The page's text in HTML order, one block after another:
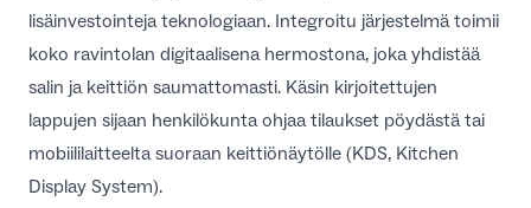
lisäinvestointeja teknologiaan. Integroitu järjestelmä toimii
koko ravintolan digitaalisena hermostona, joka yhdistää
salin ja keittiön saumattomasti. Käsin kirjoitettujen
lappujen sijaan henkilökunta ohjaa tilaukset pöydästä tai
mobiililaitteelta suoraan keittiönäytölle (KDS, Kitchen
Display System).